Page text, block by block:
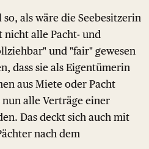
als wäre die Seebesitzerin
nicht alle Pacht- und
und "fair" gewesen
dass sie als Eigentümerin
aus Miete oder Pacht
alle Verträge einer
Das deckt sich auch mit
nach dem